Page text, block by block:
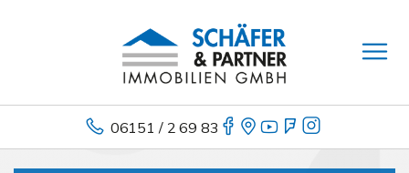
06151 / 2 69 83